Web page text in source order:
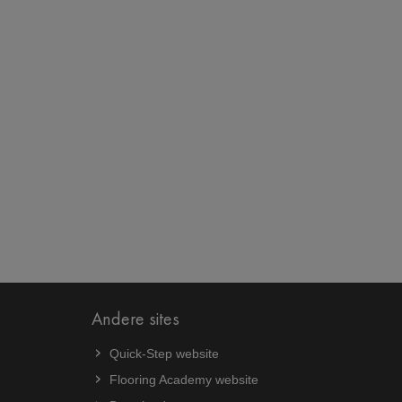
Andere sites
Quick-Step website
Flooring Academy website